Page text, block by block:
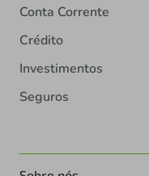
Conta Corrente
Crédito
Investimentos
Seguros